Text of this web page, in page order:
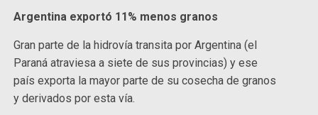
Argentina exportó 11% menos granos
Gran parte de la hidrovía transita por Argentina (el
Paraná atraviesa a siete de sus provincias) y ese
país exporta la mayor parte de su cosecha de granos
y derivados por esta vía.